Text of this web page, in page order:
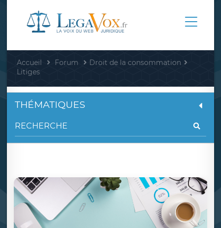
Accueil Forum
Droit de la consommation
Litiges
THÉMATIQUES